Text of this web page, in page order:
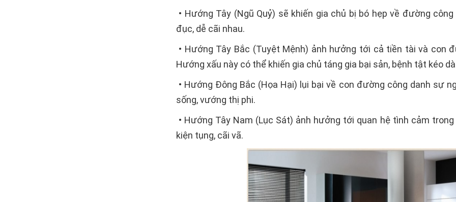
• Hướng Tây (Ngũ Quỷ) sẽ khiến gia chủ bị bó hẹp về đường
đục, dễ cãi nhau.
• Hướng Tây Bắc (Tuyệt Mệnh) ảnh hưởng tới cả tiền tài và con
Hướng xấu này có thể khiến gia chủ táng gia bại sản, bệnh tật kéo
• Hướng Đông Bắc (Họa Hại) lụi bại về con đường công danh sự
sống, vướng thị phi.
• Hướng Tây Nam (Lục Sát) ảnh hưởng tới quan hệ tình cảm
kiện tụng, cãi vã.